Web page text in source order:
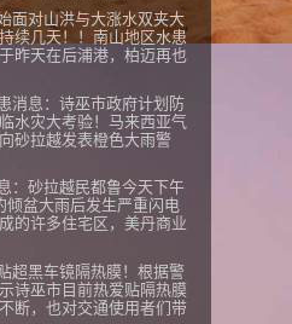
面对山洪与大涨水双夹大
续几天！！南山地区水患
昨天在后浦港，柏迈再也
消息：诗巫市政府计划防
水灾大考验！马来西亚气
砂拉越发表橙色大雨警
：砂拉越民都鲁今天下午
倾盆大雨后发生严重闪电
的许多住宅区，美丹商业
超黑车镜隔热膜！根据警
诗巫市目前热爱贴隔热膜
断，也对交通使用者们带